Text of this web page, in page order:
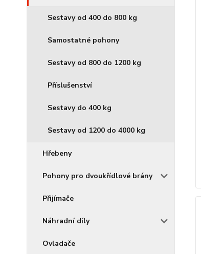
Sestavy od 400 do 800 kg
Samostatné pohony
Sestavy od 800 do 1200 kg
Příslušenství
Sestavy do 400 kg
Sestavy od 1200 do 4000 kg
Hřebeny
Pohony pro dvoukřídlové brány
Přijímače
Náhradní díly
Ovladače